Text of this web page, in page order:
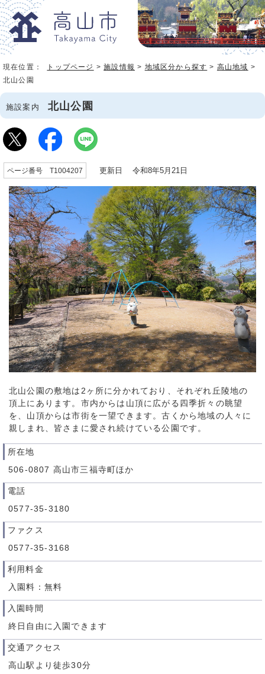
現在位置： トップページ >施設情報 > 地域区分から探す > 高山地域 >
北山公園
施設案内 北山公園
ページ番号 T1004207 更新日 令和8年5月21日
北山公園の敷地は2ヶ所に分かれており、それぞれ丘陵地の
頂上にあります。市内からは山頂に広がる四季折々の眺望
を、山頂からは市街を一望できます。古くから地域の人々に
親しまれ、皆さまに愛され続けている公園です。
所在地
506-0807 高山市三福寺町ほか
電話
0577-35-3180
ファクス
0577-35-3168
利用料金
入園料：無料
入園時間
終日自由に入園できます
交通アクセス
高山駅より徒歩30分